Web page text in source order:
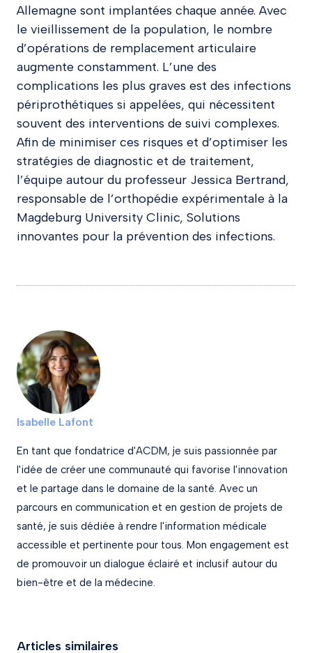
Allemagne sont implantées chaque année. Avec
le vieillissement de la population, le nombre
d’opérations de remplacement articulaire
augmente constamment. L’une des
complications les plus graves est des infections
périprothétiques si appelées, qui nécessitent
souvent des interventions de suivi complexes.
Afin de minimiser ces risques et d’optimiser les
stratégies de diagnostic et de traitement,
l’équipe autour du professeur Jessica Bertrand,
responsable de l’orthopédie expérimentale à la
Magdeburg University Clinic, Solutions
innovantes pour la prévention des infections.
Isabelle Lafont
En tant que fondatrice d'ACDM, je suis passionnée par
l'idée de créer une communauté qui favorise l'innovation
et le partage dans le domaine de la santé. Avec un
parcours en communication et en gestion de projets de
santé, je suis dédiée à rendre l'information médicale
accessible et pertinente pour tous. Mon engagement est
de promouvoir un dialogue éclairé et inclusif autour du
bien-être et de la médecine.
Articles similaires